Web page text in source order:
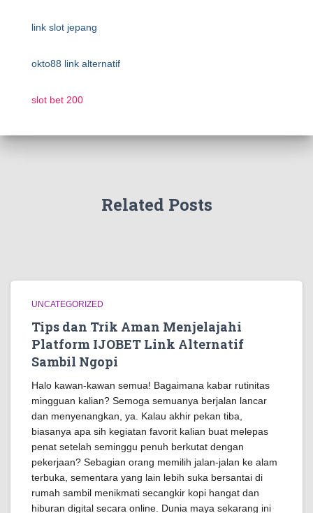
link slot jepang
okto88 link alternatif
slot bet 200
Related Posts
UNCATEGORIZED
Tips dan Trik Aman Menjelajahi
Platform IJOBET Link Alternatif
Sambil Ngopi
Halo kawan-kawan semua! Bagaimana kabar rutinitas
mingguan kalian? Semoga semuanya berjalan lancar
dan menyenangkan, ya. Kalau akhir pekan tiba,
biasanya apa sih kegiatan favorit kalian buat melepas
penat setelah seminggu penuh berkutat dengan
pekerjaan? Sebagian orang memilih jalan-jalan ke alam
terbuka, sementara yang lain lebih suka bersantai di
rumah sambil menikmati secangkir kopi hangat dan
hiburan digital secara online. Dunia maya sekarang ini